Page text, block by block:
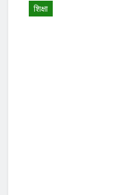
शिक्षा